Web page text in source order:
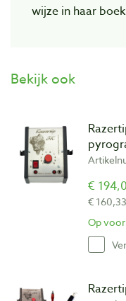
wijze in haar
Bekijk ook
€
€
Op